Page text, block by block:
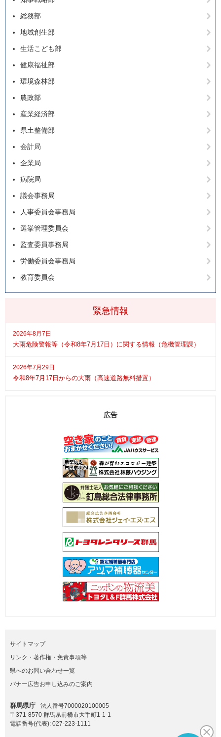
緊急情報
2026年8月7日
大雨危険警報等（令和8年7月17日）に関する情報（危機管理課）
2026年7月29日
令和8年7月17日からの大雨（高速道路無料措置）
総務部
地域創生部
生活こども部
健康福祉部
環境森林部
農政部
産業経済部
県土整備部
会計局
企業局
病院局
議会事務局
人事委員会事務局
選挙管理委員会
監査委員事務局
労働委員会事務局
教育委員会
広告
サイトマップ
リンク・著作権・免責事項等
県へのお問い合わせ一覧
バナー広告お申し込みのご案内
群馬県庁
法人番号7000020100005
〒371-8570 群馬県前橋市大手町1-1-1
電話番号(代表): 027-223-1111